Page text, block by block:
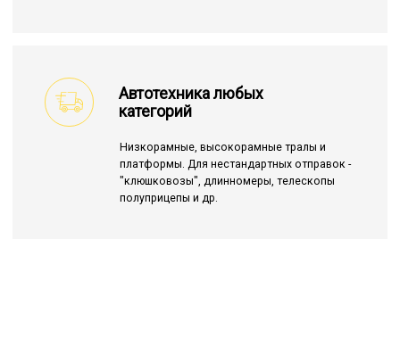
Автотехника любых
категорий
Низкорамные, высокорамные тралы и
платформы. Для нестандартных отправок -
"клюшковозы", длинномеры, телескопы
полуприцепы и др.